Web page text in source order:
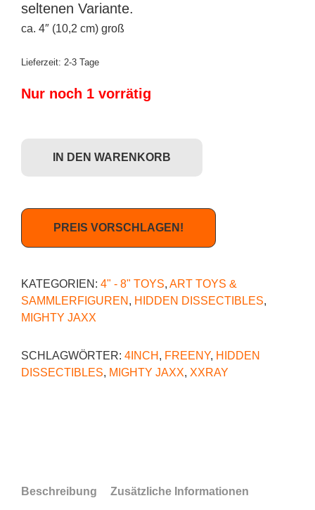
seltenen Variante.
ca. 4″ (10,2 cm) groß
Lieferzeit: 2-3 Tage
Nur noch 1 vorrätig
IN DEN WARENKORB
PREIS VORSCHLAGEN!
KATEGORIEN: 4" - 8" TOYS, ART TOYS &
SAMMLERFIGUREN , HIDDEN DISSECTIBLES,
MIGHTY JAXX
SCHLAGWÖRTER: 4INCH , FREENY, HIDDEN
DISSECTIBLES, MIGHTY JAXX, XXRAY
Beschreibung Zusätzliche Informationen